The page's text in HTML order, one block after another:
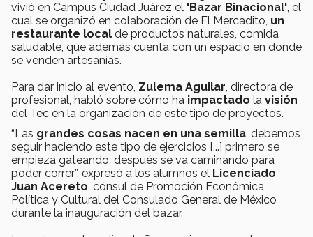
vivió en Campus Ciudad Juárez el 'Bazar Binacional' , el
cual se organizó en colaboración de El Mercadito, un
restaurante local de productos naturales, comida
saludable, que además cuenta con un espacio en donde
se venden artesanías.
Para dar inicio al evento, Zulema Aguilar , directora de
profesional, habló sobre cómo ha impactado la visión
del Tec en la organización de este tipo de proyectos.
“Las grandes cosas nacen en una semilla , debemos
seguir haciendo este tipo de ejercicios [...] primero se
empieza gateando, después se va caminando para
poder correr”, expresó a los alumnos el Licenciado
Juan Acereto , cónsul de Promoción Económica,
Política y Cultural del Consulado General de México
durante la inauguración del bazar.